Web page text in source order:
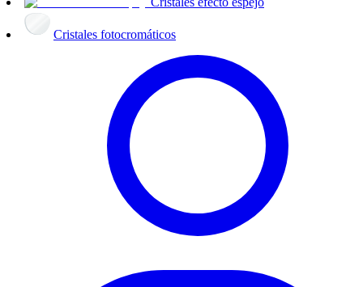
Cristales fotocromáticos